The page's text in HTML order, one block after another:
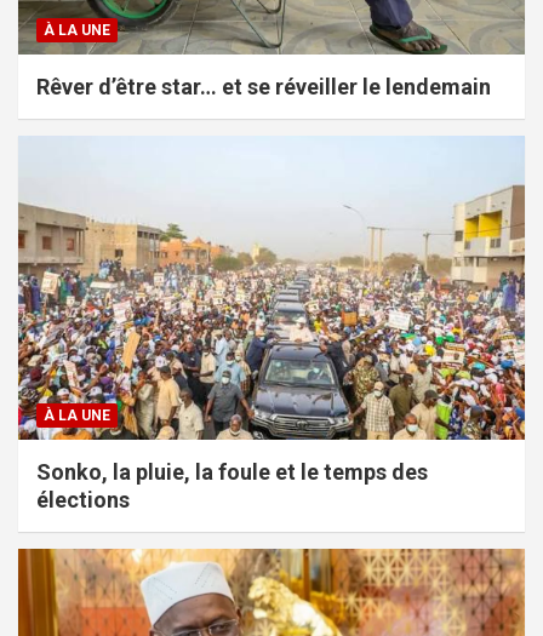
À LA UNE
Rêver d’être star… et se réveiller le lendemain
À LA UNE
Sonko, la pluie, la foule et le temps des
élections